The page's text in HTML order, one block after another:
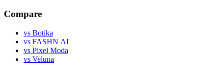
Compare
vs Botika
vs FASHN AI
vs Pixel Moda
vs Veluna